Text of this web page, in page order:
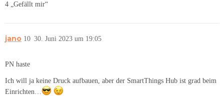
4 „Gefällt mir“
jano 30. Juni 2023 um 19:05
10
PN haste
Ich will ja keine Druck aufbauen, aber der SmartThings Hub ist grad beim
Einrichten…